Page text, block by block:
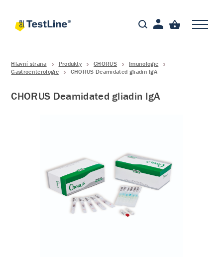
Hlavní strana Produkty CHORUS
Imunologie
Gastroenterologie
CHORUS Deamidated gliadin IgA
CHORUS Deamidated gliadin IgA